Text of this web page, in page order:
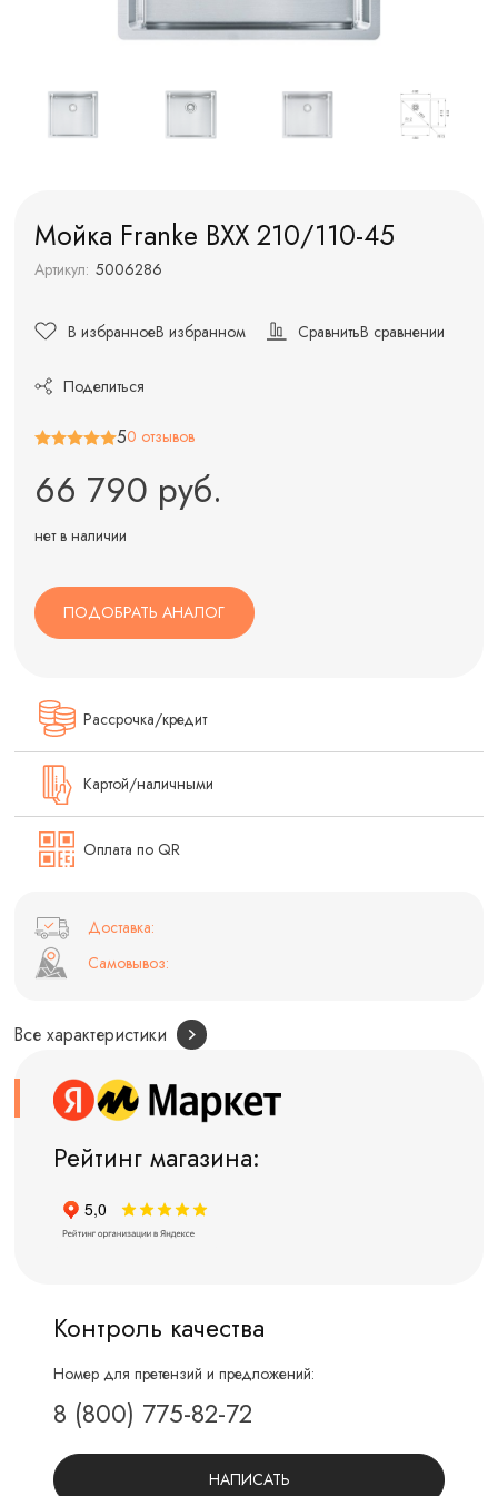
Мойка Franke BXX 210/110-45
Артикул: 5006286
В избранноеВ избранном СравнитьВ сравнении
Поделиться
50 отзывов
66 790 руб.
нет в наличии
ПОДОБРАТЬ АНАЛОГ
Рассрочка/кредит
Картой/наличными
Оплата по QR
Доставка:
Самовывоз:
Все характеристики
Рейтинг магазина:
Контроль качества
Номер для претензий и предложений:
8 (800) 775-82-72
НАПИСАТЬ